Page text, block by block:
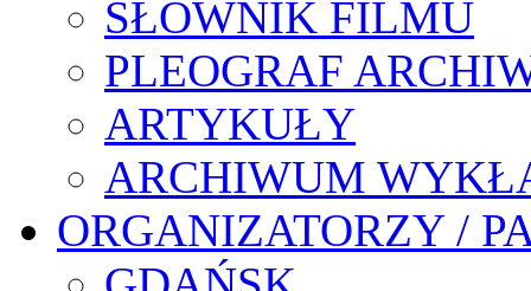
SŁOWNIK FILMU
PLEOGRAF
ARTYKUŁY
ARCHIWUM
ORGANIZATORZY /